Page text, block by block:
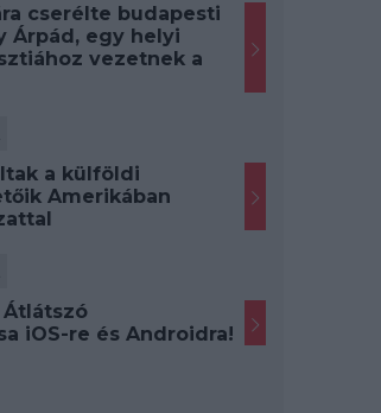
cserélte budapesti
Árpád, egy helyi
vezetnek a
a külföldi
Amerikában
iOS-re és Androidra!